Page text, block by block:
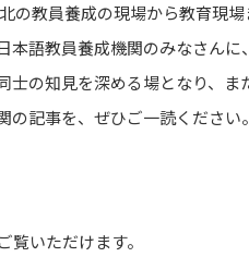
の教員養成の現場から教育現
本語教員養成機関のみなさん
士の知見を深める場となり、
記事を、ぜひご一読ください。
いただけます。